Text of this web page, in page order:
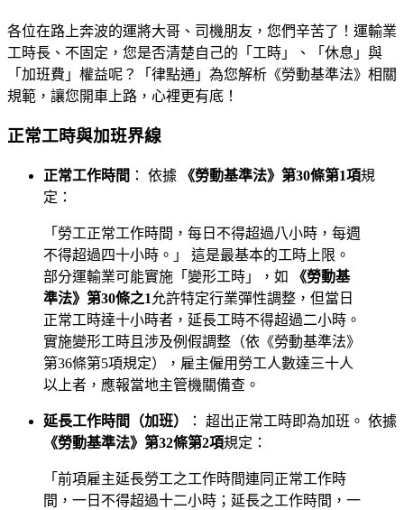
各位在路上奔波的運將大哥、司機朋友，您們辛苦了！運輸業
工時長、不固定，您是否清楚自己的「工時」、「休息」與
「加班費」權益呢？「律點通」為您解析《勞動基準法》相關
規範，讓您開車上路，心裡更有底！
正常工時與加班界線
正常工作時間 ： 依據 《勞動基準法》第30條第1項規
定：
「勞工正常工作時間，每日不得超過八小時，每週
不得超過四十小時。」 這是最基本的工時上限。
部分運輸業可能實施「變形工時」，如
《勞動基
準法》第30條之1 允許特定行業彈性調整，但當日
正常工時達十小時者，延長工時不得超過二小時。
實施變形工時且涉及例假調整（依《勞動基準法》
第36條第5項規定），雇主僱用勞工人數達三十人
以上者，應報當地主管機關備查。
延長工作時間（加班）
： 超出正常工時即為加班。 依據
《勞動基準法》第32條第2項規定：
「前項雇主延長勞工之工作時間連同正常工作時
間，一日不得超過十二小時；延長之工作時間，一